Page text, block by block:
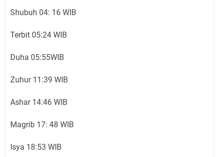
Shubuh 04: 16 WIB
Terbit 05:24 WIB
Duha 05:55WIB
Zuhur 11:39 WIB
Ashar 14:46 WIB
Magrib 17: 48 WIB
Isya 18:53 WIB